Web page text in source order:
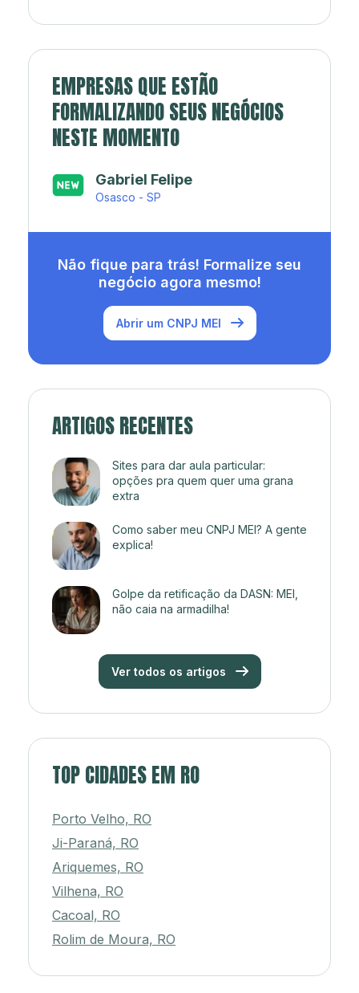
EMPRESAS QUE ESTÃO
FORMALIZANDO SEUS NEGÓCIOS
NESTE MOMENTO
Japa’s açaí e sorveteria
Rio de Janeiro - RJ
Não fique para trás! Formalize seu
negócio agora mesmo!
Abrir um CNPJ MEI
ARTIGOS RECENTES
Sites para dar aula particular:
opções pra quem quer uma grana
extra
Como saber meu CNPJ MEI? A gente
explica!
Golpe da retificação da DASN: MEI,
não caia na armadilha!
Ver todos os artigos
TOP CIDADES EM RO
Porto Velho, RO
Ji-Paraná, RO
Ariquemes, RO
Vilhena, RO
Cacoal, RO
Rolim de Moura, RO